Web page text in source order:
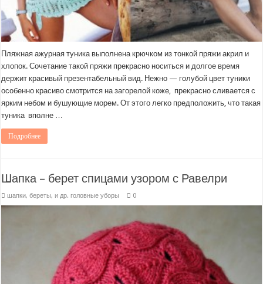
Пляжная ажурная туника выполнена крючком из тонкой пряжи акрил и
хлопок. Сочетание такой пряжи прекрасно носиться и долгое время
держит красивый презентабельный вид. Нежно — голубой цвет туники
особенно красиво смотрится на загорелой коже, прекрасно сливается с
ярким небом и бушующие морем. От этого легко предположить, что такая
туника вполне …
Подробнее
Шапка – берет спицами узором с Равелри
шапки, береты, и др. головные уборы 0